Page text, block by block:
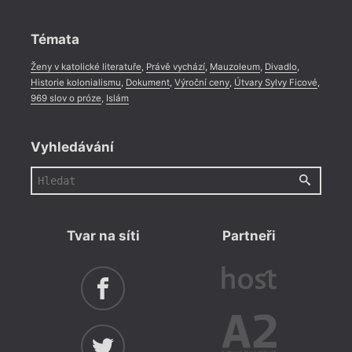
Témata
Ženy v katolické literatuře, Právě vychází, Mauzoleum, Divadlo,
Historie kolonialismu, Dokument, Výroční ceny, Útvary Sylvy Ficové,
969 slov o próze, Islám
Vyhledávání
Tvar na síti Partneři